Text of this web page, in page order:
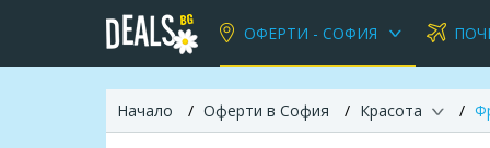
ОФЕРТИ - СОФИЯ
Начало Оферти в София Красота